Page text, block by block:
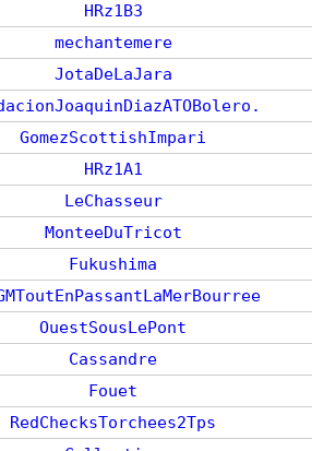
HRz1B3
mechantemere
JotaDeLaJara
GomezScottishImpari
HRz1A1
LeChasseur
MonteeDuTricot
Fukushima
OuestSousLePont
Cassandre
Fouet
RedChecksTorchees2Tps